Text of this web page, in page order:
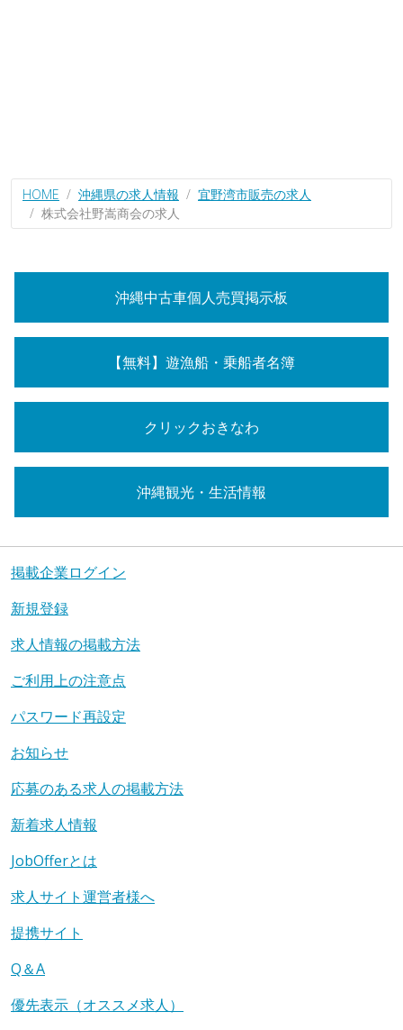
HOME 沖縄県の求人情報
宜野湾市販売の求人
株式会社野嵩商会の求人
沖縄中古車個人売買掲示板
【無料】遊漁船・乗船者名簿
クリックおきなわ
沖縄観光・生活情報
掲載企業ログイン
新規登録
求人情報の掲載方法
ご利用上の注意点
パスワード再設定
お知らせ
応募のある求人の掲載方法
新着求人情報
JobOfferとは
求人サイト運営者様へ
提携サイト
Q＆A
優先表示（オススメ求人）